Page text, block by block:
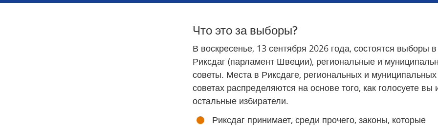
Что это за выборы?
В воскресенье, 13 сентября 2026 года, состоятся выборы в
Риксдаг (парламент Швеции), региональные и
советы. Места в Риксдаге, региональных и муниципальных
советах распределяются на основе того, как голосуете вы
остальные избиратели.
Риксдаг принимает, среди прочего, законы, которые